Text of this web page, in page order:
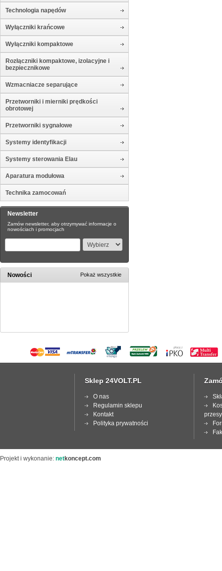
Technologia napędów
Wyłączniki krańcowe
Wyłączniki kompaktowe
Rozłączniki kompaktowe, izolacyjne i
bezpiecznikowe
Wzmacniacze separujące
Przetworniki i mierniki prędkości
obrotowej
Przetworniki sygnałowe
Systemy identyfikacji
Systemy sterowania Elau
Aparatura modułowa
Technika zamocowań
Newsletter
Zamów newsletter, aby otrzymywać informacje o
nowościach i promocjach
Nowości Pokaż wszystkie
Sklep 24VOLT.PL
O nas
Regulamin sklepu
Kontakt
Polityka prywatności
Projekt i wykonanie: netkoncept.com